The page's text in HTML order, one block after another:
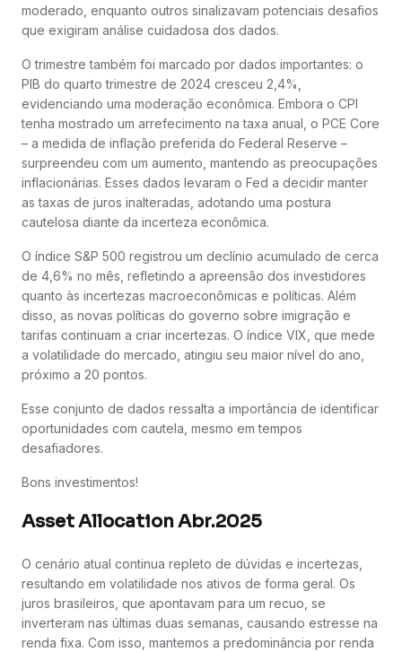
moderado, enquanto outros sinalizavam potenciais desafios
que exigiram análise cuidadosa dos dados.
O trimestre também foi marcado por dados importantes: o
PIB do quarto trimestre de 2024 cresceu 2,4%,
evidenciando uma moderação econômica. Embora o CPI
tenha mostrado um arrefecimento na taxa anual, o PCE Core
– a medida de inflação preferida do Federal Reserve –
surpreendeu com um aumento, mantendo as preocupações
inflacionárias. Esses dados levaram o Fed a decidir manter
as taxas de juros inalteradas, adotando uma postura
cautelosa diante da incerteza econômica.
O índice S&P 500 registrou um declínio acumulado de cerca
de 4,6% no mês, refletindo a apreensão dos investidores
quanto às incertezas macroeconômicas e políticas. Além
disso, as novas políticas do governo sobre imigração e
tarifas continuam a criar incertezas. O índice VIX, que mede
a volatilidade do mercado, atingiu seu maior nível do ano,
próximo a 20 pontos.
Esse conjunto de dados ressalta a importância de identificar
oportunidades com cautela, mesmo em tempos
desafiadores.
Bons investimentos!
Asset Allocation Abr.2025
O cenário atual continua repleto de dúvidas e incertezas,
resultando em volatilidade nos ativos de forma geral. Os
juros brasileiros, que apontavam para um recuo, se
inverteram nas últimas duas semanas, causando estresse na
renda fixa. Com isso, mantemos a predominância por renda